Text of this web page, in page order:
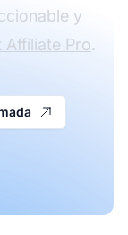
y
Affiliate Pro.